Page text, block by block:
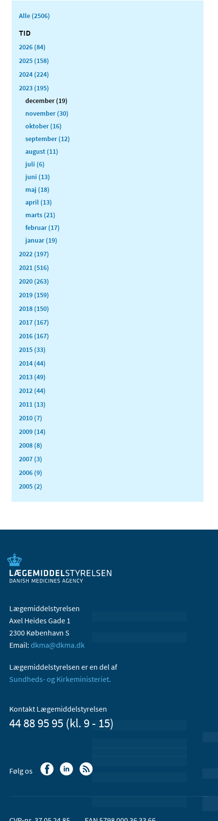
Alle (2506)
TID
2026 (84)
2025 (158)
2024 (224)
2023 (195)
december (19)
november (30)
oktober (16)
september (12)
august (11)
juli (6)
juni (13)
maj (18)
april (13)
marts (21)
februar (17)
januar (19)
2022 (197)
2021 (516)
2020 (263)
2019 (159)
2018 (150)
2017 (167)
2016 (167)
2015 (33)
2014 (44)
2013 (49)
2012 (44)
2011 (13)
2010 (7)
2009 (14)
2008 (8)
2007 (3)
2006 (9)
2005 (2)
Lægemiddelstyrelsen
Axel Heides Gade 1
2300 København S
Email: dkma@dkma.dk
Lægemiddelstyrelsen er en del af
Sundheds- og Kirkeministeriet.
Kontakt Lægemiddelstyrelsen
44 88 95 95 (kl. 9 - 15)
Følg os